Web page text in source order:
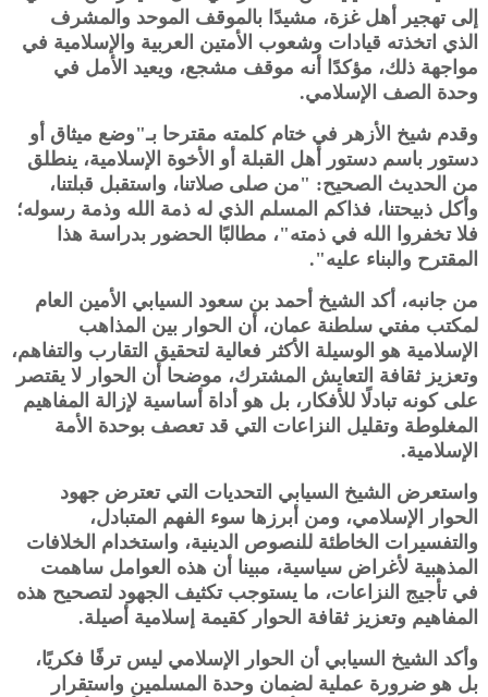
إلى تهجير أهل غزة، مشيدًا بالموقف الموحد والمشرف
الذي اتخذته قيادات وشعوب الأمتين العربية والإسلامية في
مواجهة ذلك، مؤكدًا أنه موقف مشجع، ويعيد الأمل في
وحدة الصف الإسلامي.
وقدم شيخ الأزهر في ختام كلمته مقترحا بـ"وضع ميثاق أو
دستور باسم دستور أهل القبلة أو الأخوة الإسلامية، ينطلق
من الحديث الصحيح: "من صلى صلاتنا، واستقبل قبلتنا،
وأكل ذبيحتنا، فذاكم المسلم الذي له ذمة الله وذمة رسوله؛
فلا تخفروا الله في ذمته"، مطالبًا الحضور بدراسة هذا
المقترح والبناء عليه".
من جانبه، أكد الشيخ أحمد بن سعود السيابي الأمين العام
لمكتب مفتي سلطنة عمان، أن الحوار بين المذاهب
الإسلامية هو الوسيلة الأكثر فعالية لتحقيق التقارب والتفاهم،
وتعزيز ثقافة التعايش المشترك، موضحا أن الحوار لا يقتصر
على كونه تبادلًا للأفكار، بل هو أداة أساسية لإزالة المفاهيم
المغلوطة وتقليل النزاعات التي قد تعصف بوحدة الأمة
الإسلامية.
واستعرض الشيخ السيابي التحديات التي تعترض جهود
الحوار الإسلامي، ومن أبرزها سوء الفهم المتبادل،
والتفسيرات الخاطئة للنصوص الدينية، واستخدام الخلافات
المذهبية لأغراض سياسية، مبينا أن هذه العوامل ساهمت
في تأجيج النزاعات، ما يستوجب تكثيف الجهود لتصحيح هذه
المفاهيم وتعزيز ثقافة الحوار كقيمة إسلامية أصيلة.
وأكد الشيخ السيابي أن الحوار الإسلامي ليس ترفًا فكريًا،
بل هو ضرورة عملية لضمان وحدة المسلمين واستقرار